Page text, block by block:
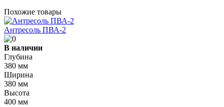
Похожие товары
Антресоль ПВА-2
В наличии
Глубина
380 мм
Ширина
380 мм
Высота
400 мм